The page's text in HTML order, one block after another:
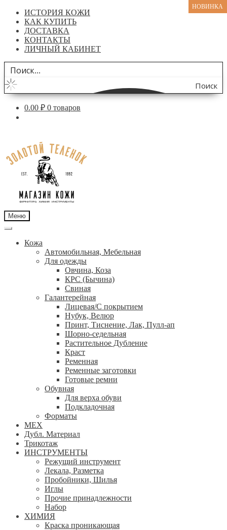
ИСТОРИЯ КОЖИ
КАК КУПИТЬ
ДОСТАВКА
КОНТАКТЫ
ЛИЧНЫЙ КАБИНЕТ
Поиск
по
0.00 ₽ 0 товаров
навигации
содержимому
Меню
Кожа
Автомобильная, Мебельная
Для одежды
Овчина, Коза
КРС (Бычина)
Свиная
Галантерейная
Лицевая/С покрытием
Нубук, Велюр
Принт, Тиснение, Лак, Пулл-ап
Шорно-седельная
Растительное Дубление
Краст
Ременная
Ременные заготовки
Готовые ремни
Обувная
Для верха обуви
Подкладочная
Форматы
МЕХ
Дубл. Материал
Трикотаж
ИНСТРУМЕНТЫ
Режущий инструмент
Лекала, Разметка
Пробойники, Шилья
Иглы
Прочие принадлежности
Набор
ХИМИЯ
Краска проникающая
НОВИНКА